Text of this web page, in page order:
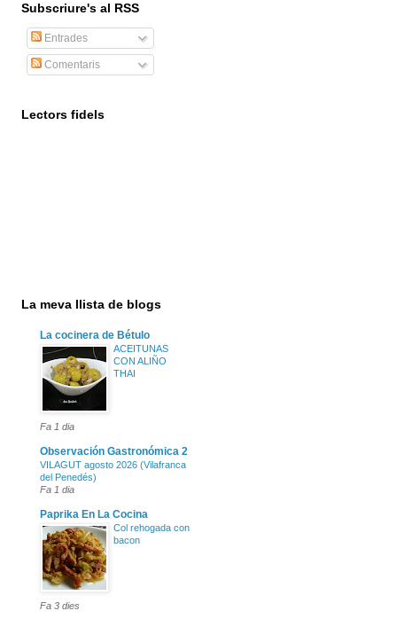
Subscriure's al RSS
Entrades
Comentaris
Lectors fidels
La meva llista de blogs
La cocinera de Bétulo
ACEITUNAS
CON ALIÑO
THAI
Fa 1 dia
Observación Gastronómica 2
VILAGUT agosto 2026 (Vilafranca
del Penedés)
Fa 1 dia
Paprika En La Cocina
Col rehogada con
bacon
Fa 3 dies